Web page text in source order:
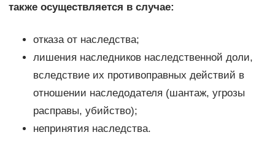
также осуществляется в случае:
отказа от наследства;
лишения наследников наследственной доли,
вследствие их противоправных действий в
отношении наследодателя (шантаж, угрозы
расправы, убийство);
непринятия наследства.